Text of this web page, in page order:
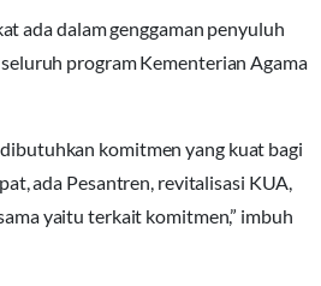
ada dalam genggaman penyuluh
program Kementerian Agama
komitmen yang kuat bagi
ada Pesantren, revitalisasi KUA,
yaitu terkait komitmen,” imbuh